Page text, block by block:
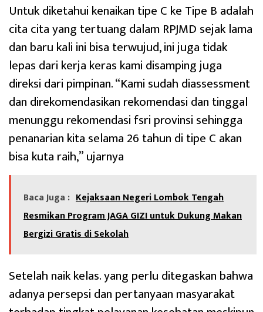
Untuk diketahui kenaikan tipe C ke Tipe B adalah
cita cita yang tertuang dalam RPJMD sejak lama
dan baru kali ini bisa terwujud, ini juga tidak
lepas dari kerja keras kami disamping juga
direksi dari pimpinan. “Kami sudah diassessment
dan direkomendasikan rekomendasi dan tinggal
menunggu rekomendasi fsri provinsi sehingga
penanarian kita selama 26 tahun di tipe C akan
bisa kuta raih,” ujarnya
Baca Juga : Kejaksaan Negeri Lombok Tengah
Resmikan Program JAGA GIZI untuk Dukung Makan
Bergizi Gratis di Sekolah
Setelah naik kelas. yang perlu ditegaskan bahwa
adanya persepsi dan pertanyaan masyarakat